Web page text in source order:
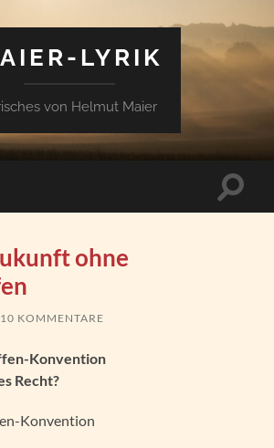
LYRIK
von Helmut Maier
ohne
10 KOMMENTARE
Konvention
Recht?
Konvention